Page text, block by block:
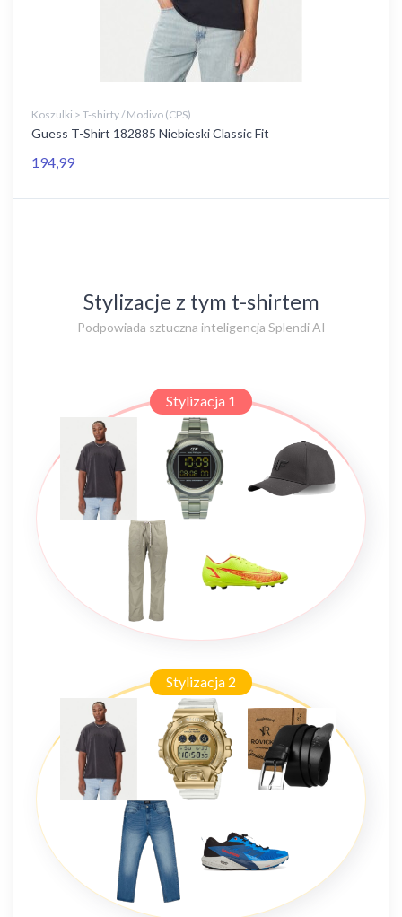
Koszulki > T-shirty / Modivo (CPS)
Guess T-Shirt 182885 Niebieski Classic Fit
194,99
Stylizacje z tym t-shirtem
Podpowiada sztuczna inteligencja Splendi AI
Stylizacja 1
Stylizacja 2